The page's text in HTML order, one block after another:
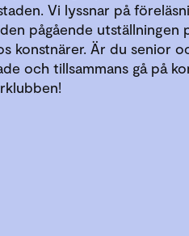
Vi lyssnar på
pågående utställningen
konstnärer. Är du senior
och tillsammans gå på